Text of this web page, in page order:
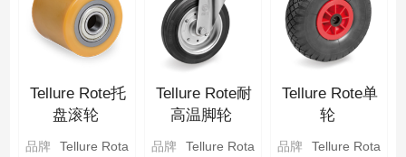
Tellure Rote托
盘滚轮
品牌 Tellure Rota
Tellure Rote耐
高温脚轮
品牌 Tellure Rota
Tellure Rote单
轮
品牌 Tellure Rota